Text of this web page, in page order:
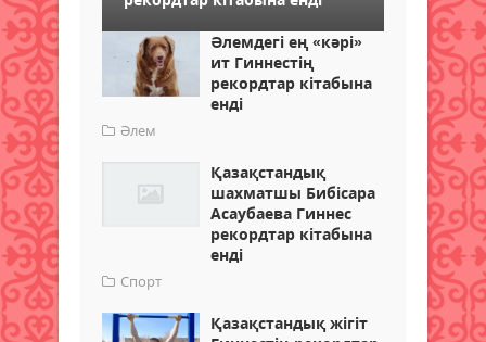
Әлемдегі ең «кәрі»
ит Гиннестің
рекордтар кітабына
енді
Әлем
Қазақстандық
шахматшы Бибісара
Асаубаева Гиннес
рекордтар кітабына
енді
Спорт
Қазақстандық жігіт